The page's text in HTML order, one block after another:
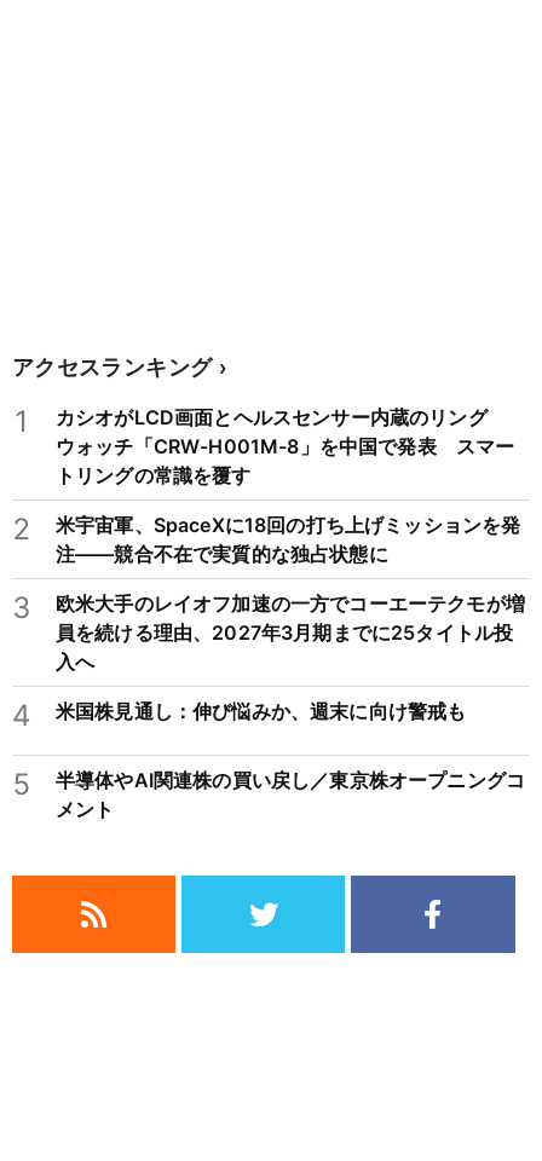
アクセスランキング
1
カシオがLCD画面とヘルスセンサー内蔵のリング
ウォッチ「CRW-H001M-8」を中国で発表 スマー
トリングの常識を覆す
2
米宇宙軍、SpaceXに18回の打ち上げミッションを発
注——競合不在で実質的な独占状態に
3
欧米大手のレイオフ加速の一方でコーエーテクモが増
員を続ける理由、2027年3月期までに25タイトル投
入へ
4 米国株見通し：伸び悩みか、週末に向け警戒も
5
半導体やAI関連株の買い戻し／東京株オープニングコ
メント